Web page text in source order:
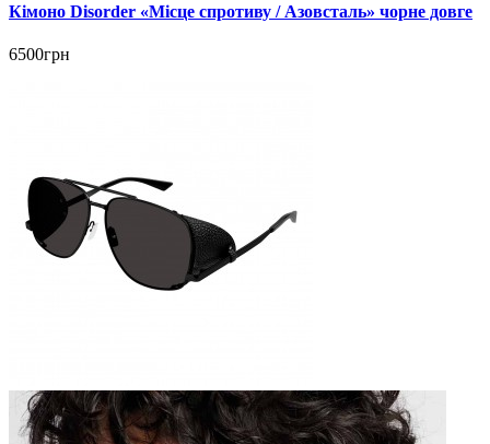
Кімоно Disorder «Місце спротиву / Азовсталь» чорне довге
6500грн